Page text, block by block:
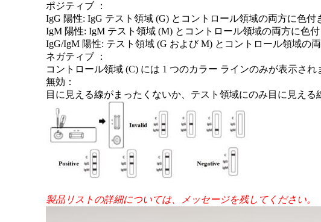
ポジティブ ：
IgG 陽性: IgG テスト領域 (G) とコントロール領域の両方に色付
IgM 陽性: IgM テスト領域 (M) とコントロール領域の両方に色付
IgG/IgM 陽性: テスト領域 (G および M) とコントロール領域の
ネガティブ ：
コントロール領域 (C) には 1 つのカラー ラインのみが表示され
無効：
目に見える線がまったくないか、テスト領域にのみ目に見え
製品リストの詳細については、メッセージを残してください。